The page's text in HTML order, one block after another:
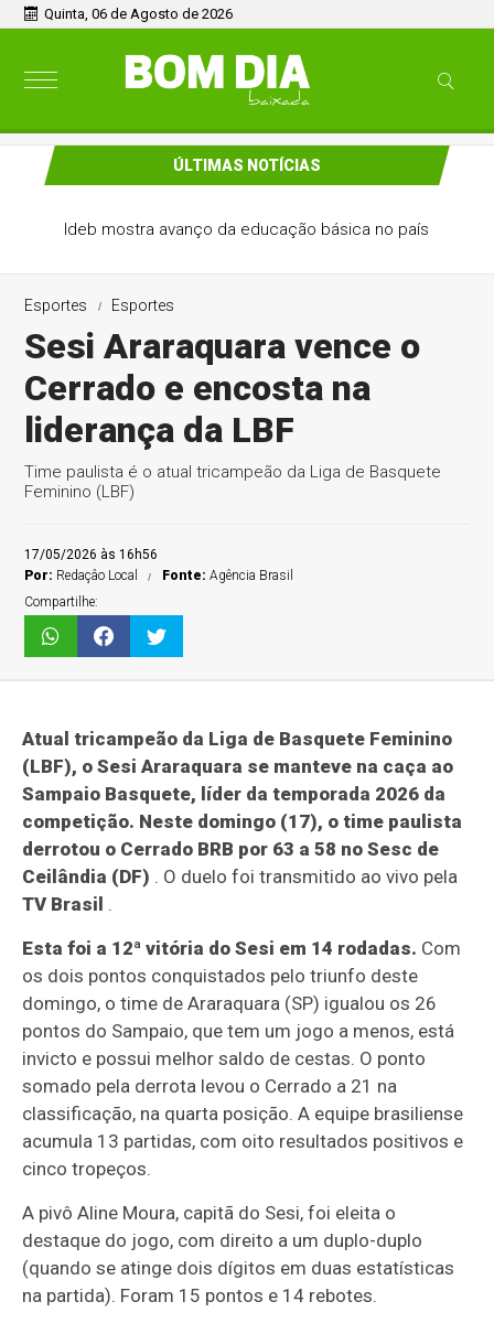
Quinta, 06 de Agosto de 2026
ÚLTIMAS NOTÍCIAS
Ideb mostra avanço da educação básica no país
Esportes Esportes
Sesi Araraquara vence o
Cerrado e encosta na
liderança da LBF
Time paulista é o atual tricampeão da Liga de Basquete
Feminino (LBF)
17/05/2026 às 16h56
Por: Redaçâo Local Fonte:Agência Brasil
Compartilhe:
Atual tricampeão da Liga de Basquete Feminino
(LBF), o Sesi Araraquara se manteve na caça ao
Sampaio Basquete, líder da temporada 2026 da
competição. Neste domingo (17), o time paulista
derrotou o Cerrado BRB por 63 a 58 no Sesc de
Ceilândia (DF) . O duelo foi transmitido ao vivo pela
TV Brasil .
Esta foi a 12ª vitória do Sesi em 14 rodadas. Com
os dois pontos conquistados pelo triunfo deste
domingo, o time de Araraquara (SP) igualou os 26
pontos do Sampaio, que tem um jogo a menos, está
invicto e possui melhor saldo de cestas. O ponto
somado pela derrota levou o Cerrado a 21 na
classificação, na quarta posição. A equipe brasiliense
acumula 13 partidas, com oito resultados positivos e
cinco tropeços.
A pivô Aline Moura, capitã do Sesi, foi eleita o
destaque do jogo, com direito a um duplo-duplo
(quando se atinge dois dígitos em duas estatísticas
na partida). Foram 15 pontos e 14 rebotes.